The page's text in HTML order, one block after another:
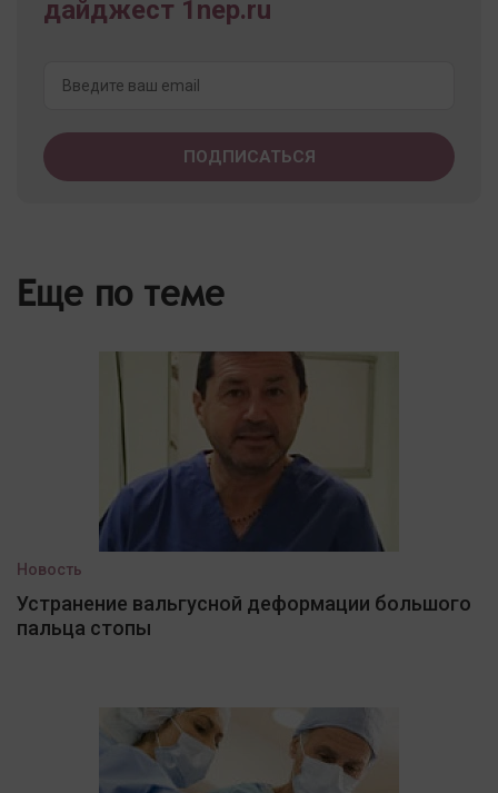
дайджест 1nep.ru
Еще по теме
Новость
Устранение вальгусной деформации большого
пальца стопы